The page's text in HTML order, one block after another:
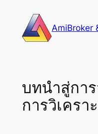
content
AmiBroker
บทนำสู่กา
การวิเครา